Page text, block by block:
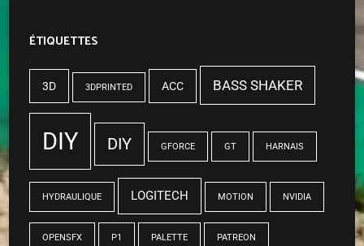
ÉTIQUETTES
3D 3DPRINTED ACC BASS SHAKER
DIY DIY GFORCE GT HARNAIS
HYDRAULIQUE LOGITECH MOTION NVIDIA
OPENSFX P1 PALETTE PATREON